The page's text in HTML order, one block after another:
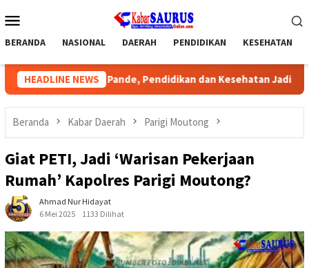
ke
Mobile
BERANDA NASIONAL DAERAH PENDIDIKAN KESEHATAN
HEADLINE NEWS
Pande, Pendidikan dan Kesehatan Jadi Prioritas
Beranda Kabar Daerah Parigi Moutong
Giat PETI, Jadi ‘Warisan Pekerjaan
Rumah’ Kapolres Parigi Moutong?
Ahmad Nur Hidayat
6 Mei 2025
1133 Dilihat